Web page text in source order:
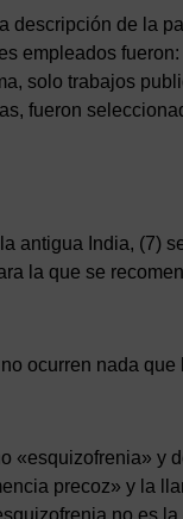
descripción de la
empleados fueron:
solo trabajos
fueron
antigua India, (7)
la que se
ocurren nada
«esquizofrenia» y
precoz» y la